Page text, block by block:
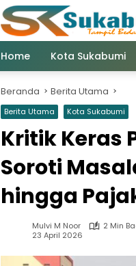
Home Kota Sukabumi
Beranda Berita Utama
Berita Utama Kota Sukabumi
Kritik Keras
Soroti
hingga
Mulvi M Noor
2 Min
23 April 2026